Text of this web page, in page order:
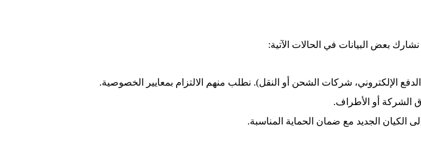
بعض البيانات في الحالات الآتية:
الإلكتروني، شركات الشحن أو النقل). نطلب منهم الالتزام بمعايير الخصوصية.
الشركة أو الأطراف.
الكيان الجديد مع ضمان الحماية المناسبة.